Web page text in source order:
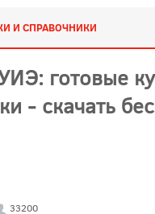
И СПРАВОЧНИКИ
готовые
- скачать
33200